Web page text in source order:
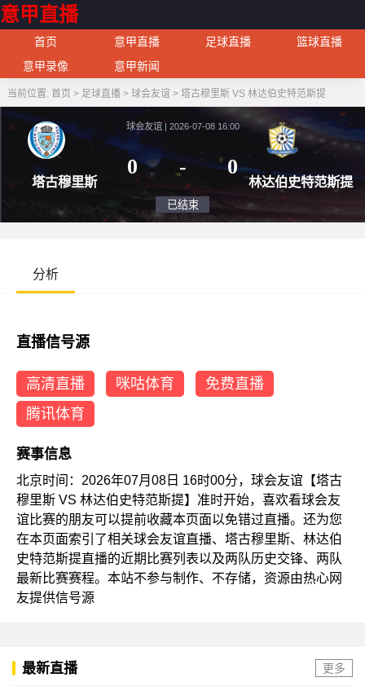
意甲直播
首页 意甲直播 足球直播
篮球直播
意甲录像
意甲新闻
当前位置: 首页 > 足球直播> 球会友谊 > 塔古穆里斯 VS 林达伯史特范斯提
塔古穆里斯
球会友谊 | 2026-07-08 16:00
0
林达伯
分析
直播信号源
高清直播 咪咕体育
免费直播
腾讯体育
赛事信息
北京时间：2026年07月08日 16时00分，球会友谊【塔古
穆里斯 VS 林达伯史特范斯提】准时开始，喜欢看球会友
谊比赛的朋友可以提前收藏本页面以免错过直播。还为您
在本页面索引了相关球会友谊直播、塔古穆里斯、林达伯
史特范斯提直播的近期比赛列表以及两队历史交锋、两队
最新比赛赛程。本站不参与制作、不存储，资源由热心网
友提供信号源
最新直播 更多